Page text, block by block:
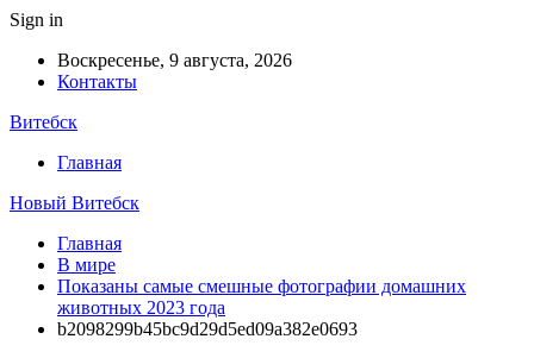
Sign in
Воскресенье, 9 августа, 2026
Контакты
Витебск
Главная
Новый Витебск
Главная
В мире
Показаны самые смешные фотографии домашних
животных 2023 года
b2098299b45bc9d29d5ed09a382e0693